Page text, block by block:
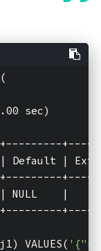
sec)
Default |
NULL    |
VALUES(